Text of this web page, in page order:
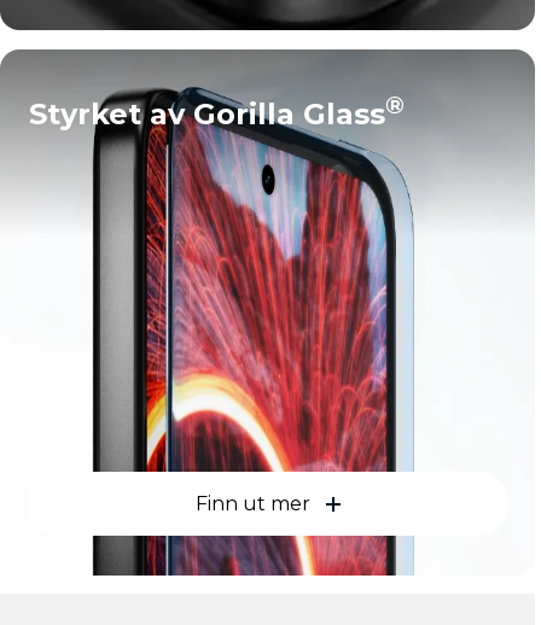
Styrket av Gorilla Glass®
Finn ut mer